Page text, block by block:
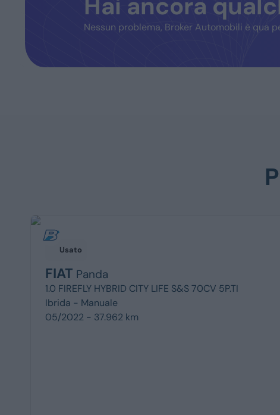
Nessun problema, Broker Automobili è qua
Usato
FIAT Panda
1.0 FIREFLY HYBRID CITY LIFE S&S 70CV 5P.TI
Ibrida - Manuale
05/2022 - 37.962 km